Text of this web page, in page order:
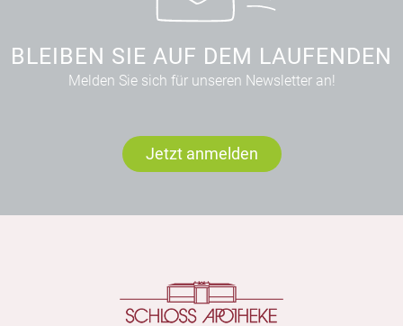
BLEIBEN SIE AUF DEM LAUFENDEN
Melden Sie sich für unseren Newsletter an!
Jetzt anmelden